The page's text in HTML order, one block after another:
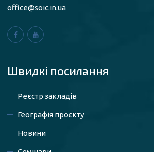
office@soic.in.ua
Швидкі посилaння
Реєстр закладів
Географія проєкту
Новини